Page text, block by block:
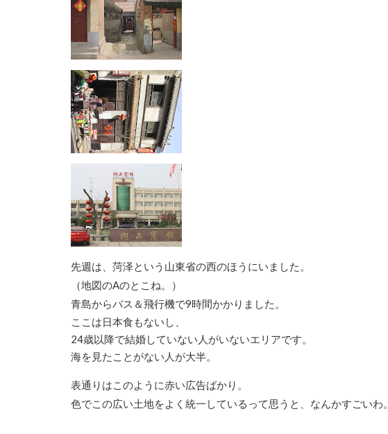
先週は、菏泽という山東省の西のほうにいました。
（地図のAのとこね。）
青島からバス＆飛行機で9時間かかりました。
ここは日本食もないし、
24歳以降で結婚していない人がいないエリアです。
海を見たことがない人が大半。
表通りはこのように赤い広告ばかり。
色でこの広い土地をよく統一しているって思うと、なんかすごいわ。